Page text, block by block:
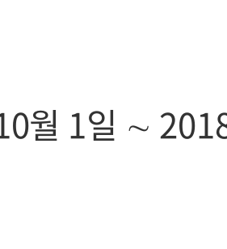
월 1일 ∼